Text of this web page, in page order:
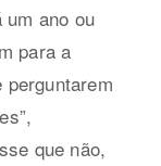
um ano ou
para a
que não,